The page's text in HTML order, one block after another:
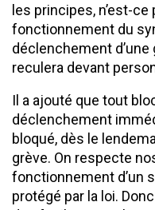
les principes, n’est-
fonctionnement du
déclenchement d’une
reculera devant
Il a ajouté que tout
déclenchement
bloqué, dès le
grève. On respecte
fonctionnement d’un
protégé par la loi.